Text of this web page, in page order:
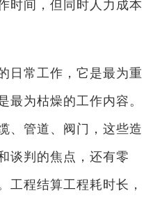
时间，但同时人力成本
常工作，它是最为重
最为枯燥的工作内容。
、管道、阀门，这些造
谈判的焦点，还有零
工程结算工程耗时长，